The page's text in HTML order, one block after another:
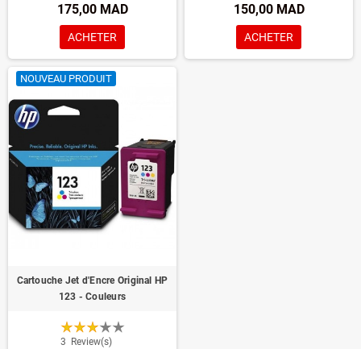
175,00 MAD
ACHETER
150,00 MAD
ACHETER
NOUVEAU PRODUIT
Cartouche Jet d'Encre Original HP
123 - Couleurs
3 Review(s)